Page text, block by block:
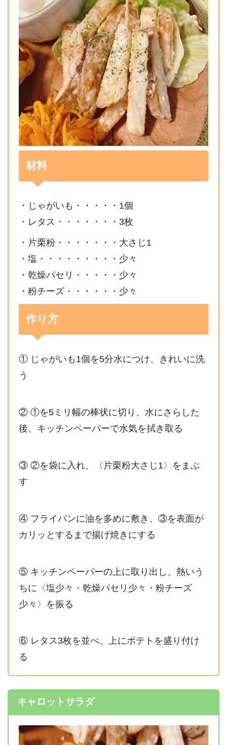
材料
・じゃがいも・・・・・1個
・レタス・・・・・・・3枚
・片栗粉・・・・・・・大さじ1
・塩・・・・・・・・・少々
・乾燥パセリ・・・・・少々
・粉チーズ・・・・・・少々
作り方
① じゃがいも1個を5分水につけ、きれいに洗
う
② ①を5ミリ幅の棒状に切り、水にさらした
後、キッチンペーパーで水気を拭き取る
③ ②を袋に入れ、〈片栗粉大さじ1〉をまぶ
す
④ フライパンに油を多めに敷き、③を表面が
カリッとするまで揚げ焼きにする
⑤ キッチンペーパーの上に取り出し、熱いう
ちに〈塩少々・乾燥パセリ少々・粉チーズ
少々〉を振る
⑥ レタス3枚を並べ、上にポテトを盛り付け
る
キャロットサラダ